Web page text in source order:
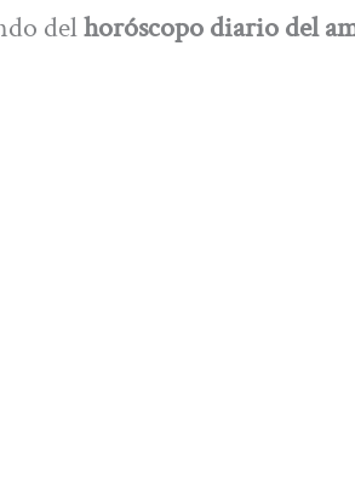
delhoróscopo diario del